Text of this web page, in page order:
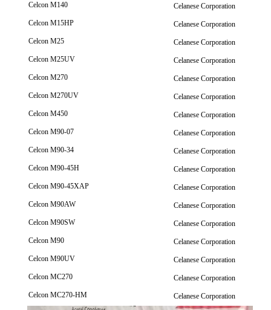
Celcon M140
Celanese Corporation
Celcon M15HP
Celanese Corporation
Celcon M25
Celanese Corporation
Celcon M25UV
Celanese Corporation
Celcon M270
Celanese Corporation
Celcon M270UV
Celanese Corporation
Celcon M450
Celanese Corporation
Celcon M90-07
Celanese Corporation
Celcon M90-34
Celanese Corporation
Celcon M90-45H
Celanese Corporation
Celcon M90-45XAP
Celanese Corporation
Celcon M90AW
Celanese Corporation
Celcon M90SW
Celanese Corporation
Celcon M90
Celanese Corporation
Celcon M90UV
Celanese Corporation
Celcon MC270
Celanese Corporation
Celcon MC270-HM
Celanese Corporation